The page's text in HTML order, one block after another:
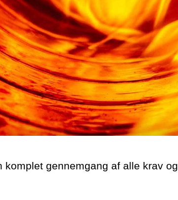
gennemgang af alle krav og